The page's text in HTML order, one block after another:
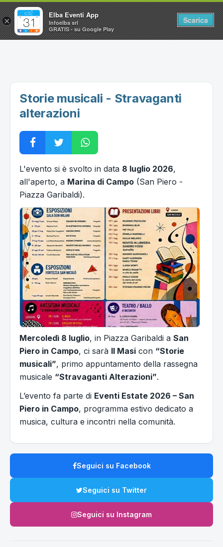
Home
Utilità
Vacanze all'Isola d'Elba
Storie musicali - Stravaganti
alterazioni
L'evento si è svolto in data 8 luglio 2026,
all'aperto, a Marina di Campo (San Piero -
Piazza Garibaldi).
Mercoledì 8 luglio, in Piazza Garibaldi a San
Piero in Campo, ci sarà Il Masi con “Storie
musicali”, primo appuntamento della rassegna
musicale “Stravaganti Alterazioni”.
L’evento fa parte di Eventi Estate 2026 – San
Piero in Campo, programma estivo dedicato a
musica, cultura e incontri nella comunità.
Seguici su Facebook
Seguici su Twitter
Seguici su Instagram
×
Elba Eventi App
Infoelba srl
GRATIS - su Google Play
Scarica